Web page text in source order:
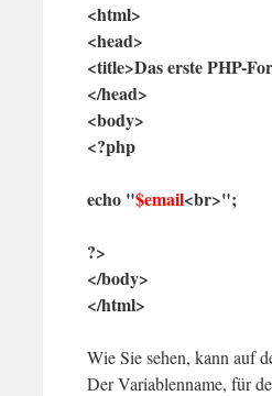
<html>
<head>
<title>Das erste PHP-
</head>
<body>
<?php
echo "$email<br>";
?>
</body>
</html>
Wie Sie sehen, kann auf
Der Variablenname, für